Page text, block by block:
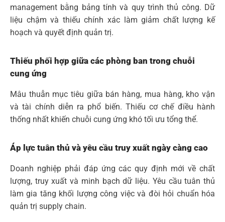
management bằng bảng tính và quy trình thủ công. Dữ
liệu chậm và thiếu chính xác làm giảm chất lượng kế
hoạch và quyết định quản trị.
Thiếu phối hợp giữa các phòng ban trong chuỗi
cung ứng
Mâu thuẫn mục tiêu giữa bán hàng, mua hàng, kho vận
và tài chính diễn ra phổ biến. Thiếu cơ chế điều hành
thống nhất khiến chuỗi cung ứng khó tối ưu tổng thể.
Áp lực tuân thủ và yêu cầu truy xuất ngày càng cao
Doanh nghiệp phải đáp ứng các quy định mới về chất
lượng, truy xuất và minh bạch dữ liệu. Yêu cầu tuân thủ
làm gia tăng khối lượng công việc và đòi hỏi chuẩn hóa
quản trị supply chain.